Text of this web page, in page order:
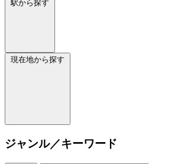
駅から探す
現在地から探す
ジャンル／キーワード